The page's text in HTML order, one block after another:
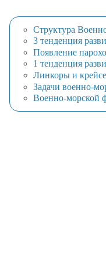
Структура
3 тенденция
Появление
1 тенденция
Линкоры и
Задачи военно-
Военно-